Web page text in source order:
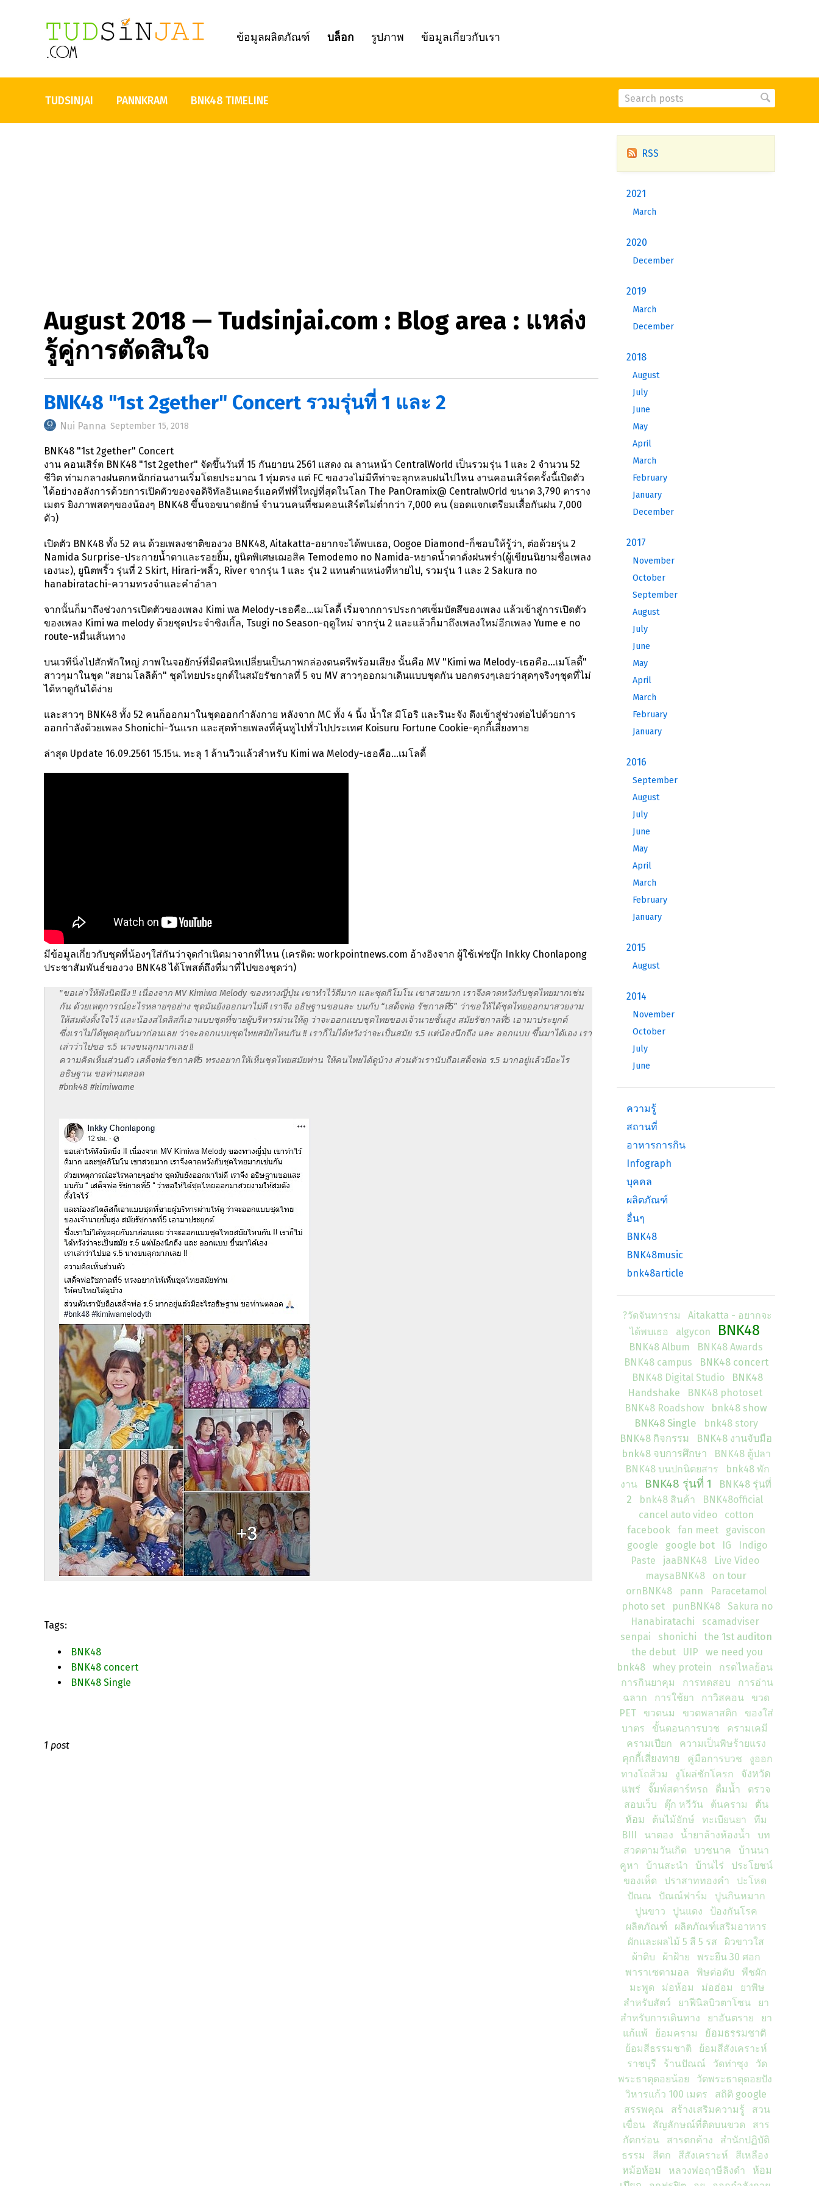
ข้อมูลผลิตภัณฑ์ บล็อก รูปภาพ ข้อมูลเกี่ยวกับเรา
TUDSINJAI PANNKRAM BNK48 TIMELINE
RSS
2021
March
2020
December
2019
March
December
2018
August
July
June
May
April
March
February
January
December
2017
November
October
September
August
July
June
May
April
March
February
January
2016
September
August
July
June
May
April
March
February
January
2015
August
2014
November
October
July
June
ความรู้
สถานที่
อาหารการกิน
Infograph
บุคคล
ผลิตภัณฑ์
อื่นๆ
BNK48
BNK48music
bnk48article
?วัดจันทาราม
Aitakatta - อยากจะ
ได้พบเธอ
algycon BNK48
BNK48 Album
BNK48 Awards
BNK48 campus
BNK48 concert
BNK48 Digital Studio
BNK48
Handshake
BNK48 photoset
BNK48 Roadshow
bnk48 show
BNK48 Single
bnk48 story
BNK48 กิจกรรม
BNK48 งานจับมือ
bnk48 จบการศึกษา
BNK48 ตู้ปลา
BNK48 บนปกนิตยสาร
bnk48 พัก
งาน
BNK48 รุ่นที่ 1
BNK48 รุ่นที่
2
bnk48 สินค้า
BNK48official
cancel auto video
cotton
facebook
fan meet
gaviscon
google
google bot IG
Indigo
Paste
jaaBNK48
Live Video
maysaBNK48
on tour
ornBNK48
pann
Paracetamol
photo set
punBNK48
Sakura no
Hanabiratachi
scamadviser
senpai
shonichi
the 1st auditon
the debut
UIP
we need you
bnk48
whey protein
กรดไหลย้อน
การกินยาคุม
การทดสอบ
การอ่าน
ฉลาก
การใช้ยา กาวิสคอน
ขวด
PET
ขวดนม ขวดพลาสติก
ของใส่
บาตร
ขั้นตอนการบวช
ครามเคมี
ครามเปียก
ความเป็นพิษร้ายแรง
คุกกี้เสี่ยงทาย
คู่มือการบวช
งูออก
ทางโถส้วม
งูโผล่ชักโครก
จังหวัด
แพร่
จั๊มพ์สตาร์ทรถ ดื่มน้ำ
ตรวจ
สอบเว็บ
ตุ๊ก หวีวัน ต้นคราม
ต้น
ห้อม
ต้นไม้ยักษ์ ทะเบียนยา
ทีม
BIII
นาตอง น้ำยาล้างห้องน้ำ
บท
สวดตามวันเกิด
บวชนาค
บ้านนา
คูหา
บ้านสะนำ บ้านไร่
ประโยชน์
ของเห็ด
ปราสาททองคำ
ปะโหด
ปัณณ
ปัณณ์ฟาร์ม
ปูนกินหมาก
ปูนขาว
ปูนแดง
ป้องกันโรค
ผลิตภัณฑ์
ผลิตภัณฑ์เสริมอาหาร
ผักและผลไม้ 5 สี 5 รส
ผิวขาวใส
ผ้าดิบ
ผ้าฝ้าย
พระยืน 30 ศอก
พาราเซตามอล
พิษต่อตับ
พืชผัก
มะพูด
ม่อห้อม ม่อฮ่อม
ยาพิษ
สำหรับสัตว์
ยาฟีนิลบิวตาโซน
ยา
สำหรับการเดินทาง
ยาอันตราย
ยา
แก้แพ้
ย้อมคราม
ย้อมธรรมชาติ
ย้อมสีธรรมชาติ
ย้อมสีสังเคราะห์
ราชบุรี
ร้านปัณณ์ วัดท่าซุง
วัด
พระธาตุดอยน้อย
วัดพระธาตุดอยปัง
วิหารแก้ว 100 เมตร
สถิติ google
สรรพคุณ
สร้างเสริมความรู้
สวน
เขื่อน
สัญลักษณ์ที่ติดบนขวด
สาร
กัดกร่อน
สารตกค้าง
สำนักปฏิบัติ
ธรรม
สีตก สีสังเคราะห์
สีเหลือง
หม้อห้อม
หลวงพ่อฤาษีลิงดำ
ห้อม
August 2018 — Tudsinjai.com : Blog area : แหล่ง
รู้คู่การตัดสินใจ
BNK48 "1st 2gether" Concert รวมรุ่นที่ 1 และ 2
Nui Panna September 15, 2018
BNK48 "1st 2gether" Concert
งาน คอนเสิร์ต BNK48 "1st 2gether" จัดขึ้นวันที่ 15 กันยายน 2561 แสดง ณ ลานหน้า CentralWorld เป็นรวมรุ่น 1 และ 2 จำนวน 52
ชีวิต ท่ามกลางฝนตกหนักก่อนงานเริ่มโดยประมาณ 1 ทุ่มตรง แต่ FC ของวงไม่มีทีท่าจะลุกหลบฝนไปไหน งานคอนเสิร์ตครั้งนี้เปิดตัว
ได้อย่างอลังการด้วยการเปิดตัวของจอดิจิทัลอินเตอร์แอคทีฟที่ใหญ่ที่สุดในโลก The PanOramix@ CentralwOrld ขนาด 3,790 ตาราง
เมตร ยิงภาพสดๆของน้องๆ BNK48 ขึ้นจอขนาดยักษ์ จำนวนคนที่ชมคอนเสิร์ตไม่ต่ำกว่า 7,000 คน (ยอดแจกเตรียมเสื้อกันฝน 7,000
ตัว)
เปิดตัว BNK48 ทั้ง 52 คน ด้วยเพลงชาติของวง BNK48, Aitakatta-อยากจะได้พบเธอ, Oogoe Diamond-ก็ชอบให้รู้ว่า, ต่อด้วยรุ่น 2
Namida Surprise-ประกายน้ำตาและรอยยิ้ม, ยูนิตพิเศษเฌอสิค Temodemo no Namida-หยาดน้ำตาดั่งฝนพร่ำ(ผู้เขียนนิยามชื่อเพลง
เองนะ), ยูนิตพริ้ว รุ่นที่ 2 Skirt, Hirari-พลิ้ว, River จากรุ่น 1 และ รุ่น 2 แทนตำแหน่งที่หายไป, รวมรุ่น 1 และ 2 Sakura no
hanabiratachi-ความทรงจําและคำอำลา
จากนั้นก็มาถึงช่วงการเปิดตัวของเพลง Kimi wa Melody-เธอคือ...เมโลดี้ เริ่มจากการประกาศเซ็มบัตสึของเพลง แล้วเข้าสู่การเปิดตัว
ของเพลง Kimi wa melody ด้วยชุดประจำซิงเกิ้ล, Tsugi no Season-ฤดูใหม่ จากรุ่น 2 และแล้วก็มาถึงเพลงใหม่อีกเพลง Yume e no
route-หมื่นเส้นทาง
บนเวทีนิ่งไปสักพักใหญ่ ภาพในจอยักษ์ที่มืดสนิทเปลี่ยนเป็นภาพกล่องดนตรีพร้อมเสียง นั้นคือ MV "Kimi wa Melody-เธอคือ…เมโลดี้"
สาวๆมาในชุด "สยามโลลิต้า" ชุดไทยประยุกต์ในสมัยรัชกาลที่ 5 จบ MV สาวๆออกมาเดินแบบชุดกัน บอกตรงๆเลยว่าสุดๆจริงๆชุดที่ไม่
ได้หาดูกันได้ง่าย
และสาวๆ BNK48 ทั้ง 52 คนก็ออกมาในชุดออกกำลังกาย หลังจาก MC ทั้ง 4 นิ้ง น้ำใส มิโอริ และรินะจัง ดึงเข้าสู่ช่วงต่อไปด้วยการ
ออกกำลังด้วยเพลง Shonichi-วันแรก และสุดท้ายเพลงที่คุ้นหูไปทั่วไปประเทศ Koisuru Fortune Cookie-คุกกี้เสี่ยงทาย
ล่าสุด Update 16.09.2561 15.15น. ทะลุ 1 ล้านวิวแล้วสำหรับ Kimi wa Melody-เธอคือ...เมโลดี้
มีข้อมูลเกี่ยวกับชุดที่น้องๆใส่กันว่าจุดกำเนิดมาจากที่ไหน (เครดิต: workpointnews.com อ้างอิงจาก ผู้ใช้เฟซบุ๊ก Inkky Chonlapong
ประชาสัมพันธ์ของวง BNK48 ได้โพสต์ถึงที่มาที่ไปของชุดว่า)
"ขอเล่าให้ฟังนิดนึง !! เนื่องจาก MV Kimiwa Melody ของทางญี่ปุ่น เขาทำไว้ดีมาก และชุดกิโมโน เขาสวยมาก เราจึงคาดหวังกับชุดไทยมากเช่น
กัน ด้วยเหตุการณ์อะไรหลายๆอย่าง ชุดมันยังออกมาไม่ดี เราจึง อธิษฐานขอและ บนกับ “เสด็จพ่อ รัชกาลที่5” ว่าขอให้ได้ชุดไทยออกมาสวยงาม
ให้สมดังตั้งใจไว้ และน้องสไตลิสก็เอาแบบชุดที่ขายผู้บริหารผ่านให้ดู ว่าจะออกแบบชุดไทยของเจ้านายชั้นสูง สมัยรัชกาลที่5 เอามาประยุกต์
ซึ่งเราไม่ได้พูดคุยกันมาก่อนเลย ว่าจะออกแบบชุดไทยสมัยไหนกัน !! เราก็ไม่ได้หวังว่าจะเป็นสมัย ร.5 แต่น้องนึกถึง และ ออกแบบ ขึ้นมาได้เอง เรา
เล่าว่าไปขอ ร.5 นางขนลุกมากเลย !!
ความคิดเห็นส่วนตัว เสด็จพ่อรัชกาลที่5 ทรงอยากให้เห็นชุดไทยสมัยท่าน ให้คนไทยได้ดูบ้าง ส่วนตัวเรานับถือเสด็จพ่อ ร.5 มากอยู่แล้วมีอะไร
อธิษฐาน ขอท่านตลอด
#bnk48 #kimiwame
Tags:
BNK48
BNK48 concert
BNK48 Single
1 post